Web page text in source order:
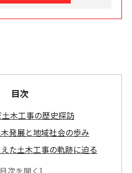
目次
木工事の歴史探訪
発展と地域社会の歩み
た土木工事の軌跡に迫る
た苫小牧市の未来像